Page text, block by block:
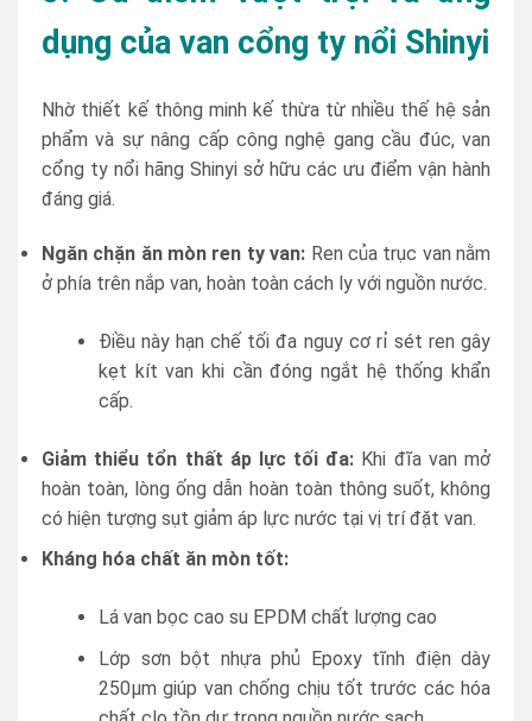
dụng của van cổng ty nổi Shinyi
Nhờ thiết kế thông minh kế thừa từ nhiều thế hệ sản
phẩm và sự nâng cấp công nghệ gang cầu đúc, van
cổng ty nổi hãng Shinyi sở hữu các ưu điểm vận hành
đáng giá.
Ngăn chặn ăn mòn ren ty van: Ren của trục van nằm
ở phía trên nắp van, hoàn toàn cách ly với nguồn nước.
Điều này hạn chế tối đa nguy cơ rỉ sét ren gây
kẹt kít van khi cần đóng ngắt hệ thống khẩn
cấp.
Giảm thiểu tổn thất áp lực tối đa: Khi đĩa van mở
hoàn toàn, lòng ống dẫn hoàn toàn thông suốt, không
có hiện tượng sụt giảm áp lực nước tại vị trí đặt van.
Kháng hóa chất ăn mòn tốt:
Lá van bọc cao su EPDM chất lượng cao
Lớp sơn bột nhựa phủ Epoxy tĩnh điện dày
250µm giúp van chống chịu tốt trước các hóa